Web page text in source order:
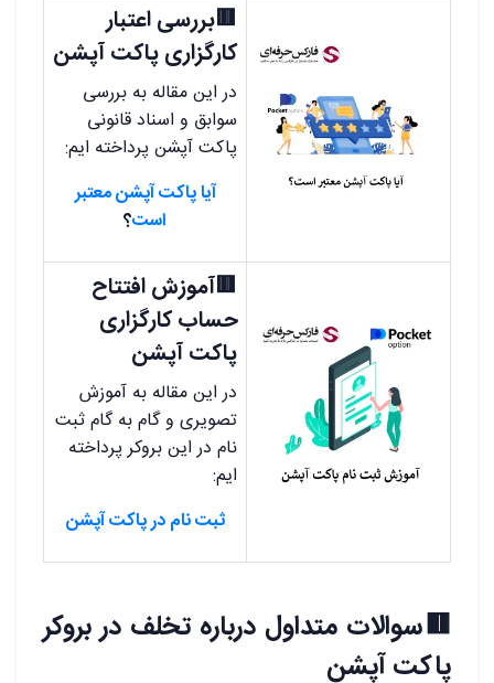
🟥بررسی اعتبار
کارگزاری پاکت آپشن
در این مقاله به بررسی
سوابق و اسناد قانونی
پاکت آپشن پرداخته ایم:
آیا پاکت آپشن معتبر
است؟
🟥آموزش افتتاح
حساب کارگزاری
پاکت آپشن
در این مقاله به آموزش
تصویری و گام به گام ثبت
نام در این بروکر پرداخته
ایم:
ثبت نام در پاکت آپشن
🟥سوالات متداول درباره تخلف در بروکر
پاکت آپشن